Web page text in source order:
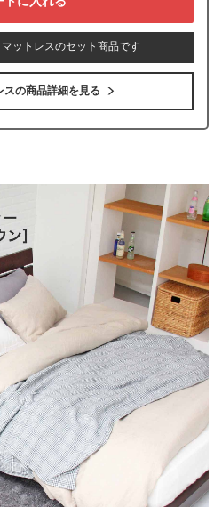
ットレスのセット商品です
スの商品詳細を見る